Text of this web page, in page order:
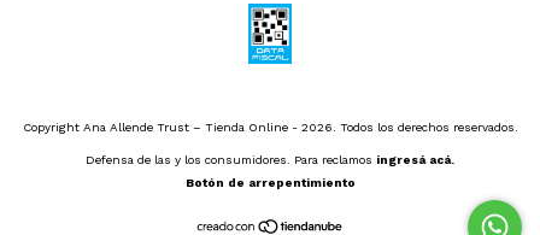
Copyright Ana Allende Trust – Tienda Online - 2026. Todos los derechos reservados.
Defensa de las y los consumidores. Para reclamos ingresá acá.
Botón de arrepentimiento